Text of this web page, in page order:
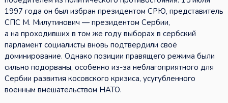
1997 года он был избран президентом СРЮ, представитель
СПС М. Милутинович — президентом Сербии,
а на проходивших в том же году выборах в сербский
парламент социалисты вновь подтвердили своё
доминирование. Однако позиции правящего режима были
сильно подорваны, особенно из-за неблагоприятного для
Сербии развития косовского кризиса, усугубленного
военным вмешательством НАТО.